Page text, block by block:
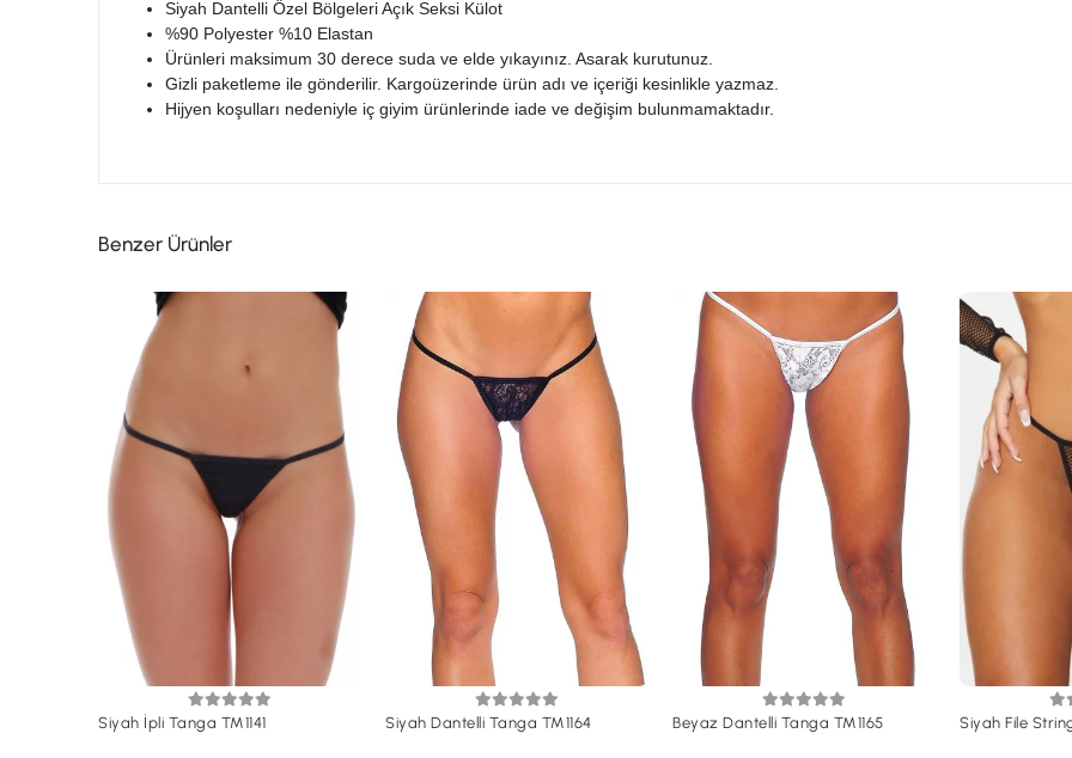
Siyah Dantelli Özel Bölgeleri Açık Seksi Külot
%90 Polyester %10 Elastan
Ürünleri maksimum 30 derece suda ve elde yıkayınız. Asarak kurutunuz.
Gizli paketleme ile gönderilir. Kargoüzerinde ürün adı ve içeriği kesinlikle yazmaz
Hijyen koşulları nedeniyle iç giyim ürünlerinde iade ve değişim bulunmamaktadır.
Benzer Ürünler
Siyah İpli Tanga TM1141 Siyah Dantelli Tanga TM1164 Beyaz Dantelli Tanga TM1165 Siyah File